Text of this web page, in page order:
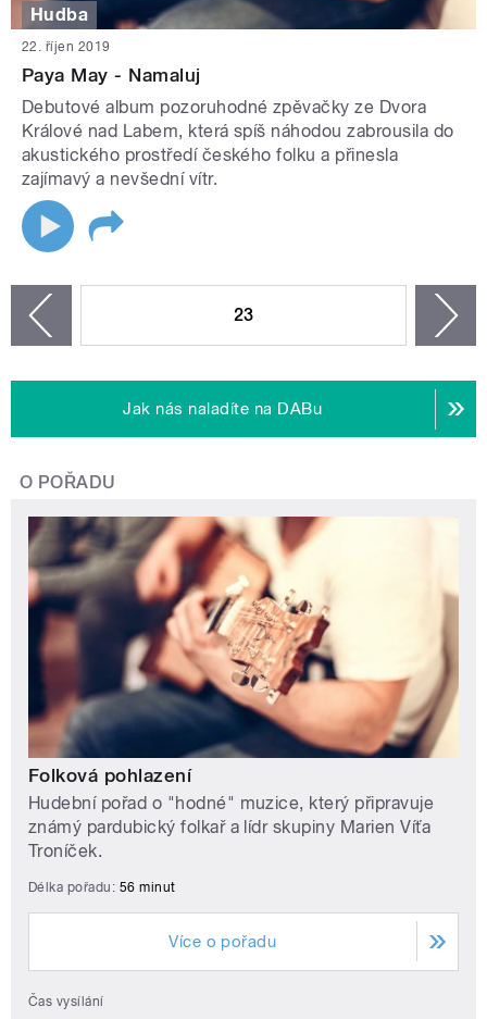
Hudba
22. říjen 2019
Paya May - Namaluj
Debutové album pozoruhodné zpěvačky ze Dvora
Králové nad Labem, která spíš náhodou zabrousila do
akustického prostředí českého folku a přinesla
zajímavý a nevšední vítr.
23
Jak nás naladíte na DABu
O POŘADU
Folková pohlazení
Hudební pořad o "hodné" muzice, který připravuje
známý pardubický folkař a lídr skupiny Marien Víťa
Troníček.
Délka pořadu: 56 minut
Více o pořadu
Čas vysílání